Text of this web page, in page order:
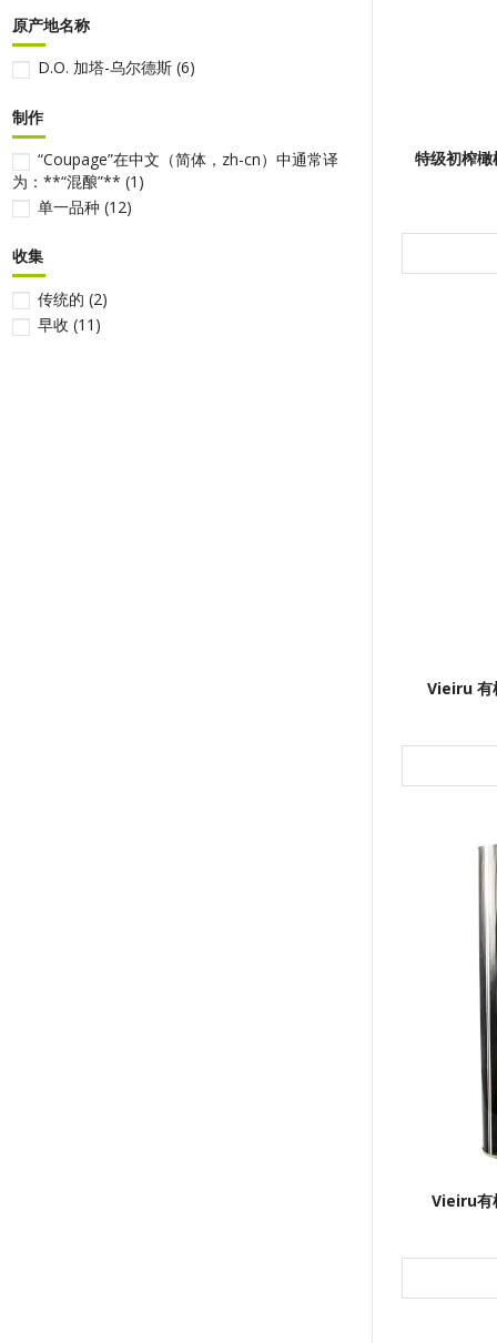
特级初榨
Vieiru 有
Vieiru有
原产地名称
D.O. 加塔-乌尔德斯 (6)
制作
“Coupage”在中文（简体，zh-cn）中通常译
为：**“混酿”** (1)
单一品种 (12)
收集
传统的 (2)
早收 (11)